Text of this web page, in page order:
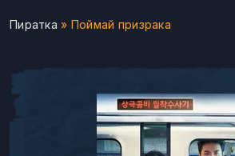
Пиратка » Поймай призрака